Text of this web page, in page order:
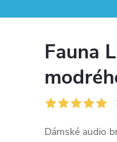
Fauna
Dámské audio